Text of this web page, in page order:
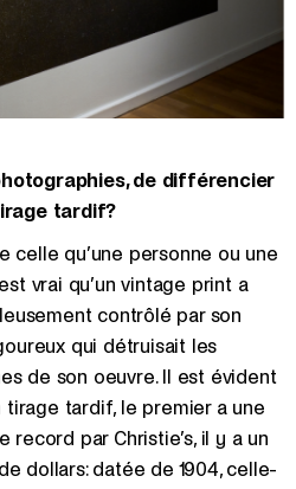
de différencier
tardif?
celle qu’une personne ou une
vrai qu’un vintage print a
contrôlé par son
qui détruisait les
de son oeuvre. Il est évident
tardif, le premier a une
record par Christie’s, il y a un
dollars: datée de 1904, celle-